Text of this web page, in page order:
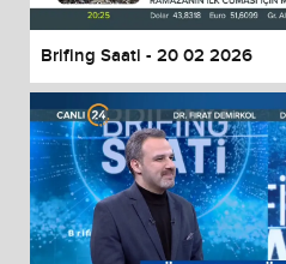
Brifing Saati - 20 02 2026